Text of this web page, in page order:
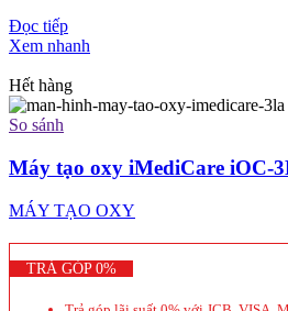
Đọc tiếp
Xem nhanh
Hết hàng
So sánh
Máy tạo oxy iMediCare iOC-
MÁY TẠO OXY
TRẢ GÓP 0%